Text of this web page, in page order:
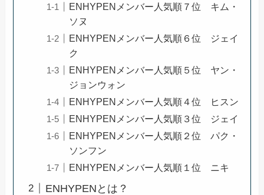
ENHYPENメンバー人気順７位 キム・
ソヌ
ENHYPENメンバー人気順６位 ジェイ
ク
ENHYPENメンバー人気順５位 ヤン・
ジョンウォン
ENHYPENメンバー人気順４位 ヒスン
ENHYPENメンバー人気順３位 ジェイ
ENHYPENメンバー人気順２位 パク・
ソンフン
ENHYPENメンバー人気順１位 ニキ
ENHYPENとは？